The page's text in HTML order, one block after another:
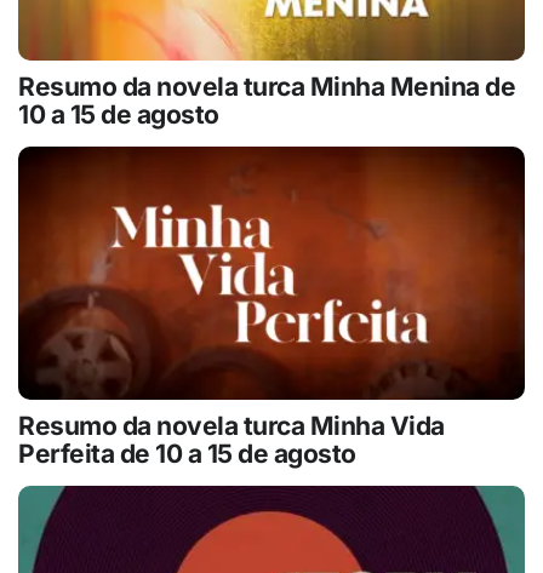
Resumo da novela turca Minha Menina de
10 a 15 de agosto
Resumo da novela turca Minha Vida
Perfeita de 10 a 15 de agosto